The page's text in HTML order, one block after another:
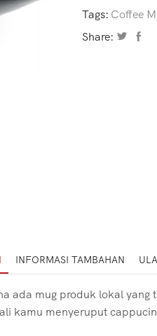
Tags: Coffee
Share:
INFORMASI TAMBAHAN
ada mug produk lokal
kamu menyeruput